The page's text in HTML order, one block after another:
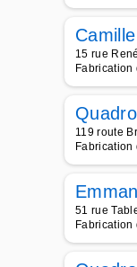
15 rue
Fabrication
Quadro
119 route
Fabrication
51 rue
Fabrication